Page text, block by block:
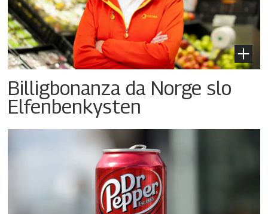
Billigbonanza da Norge slo
Elfenbenkysten